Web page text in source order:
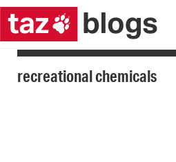
recreational chemicals